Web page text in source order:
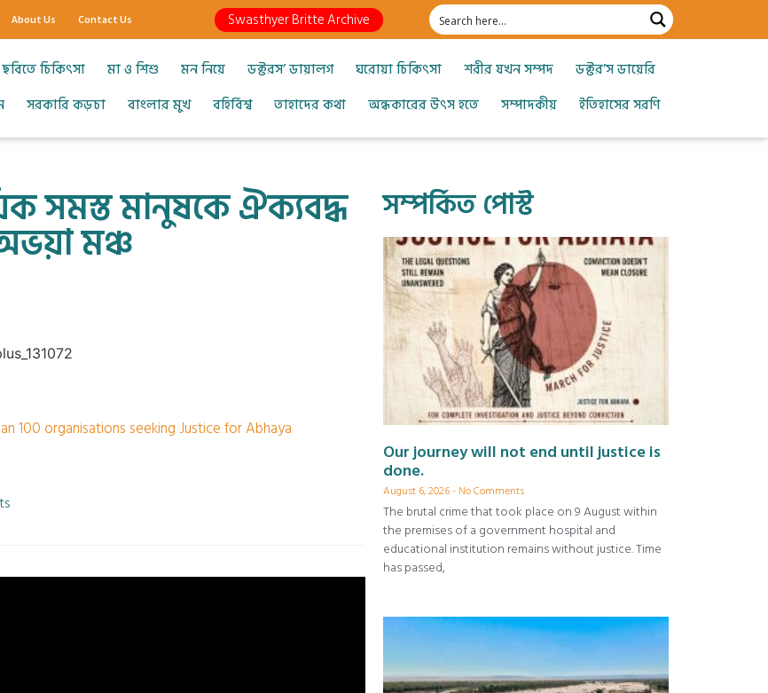
About Us Contact Us Swasthyer Britte Archive
ছবিতে চিকিৎসা মা ও শিশু মন নিয়ে ডক্টরস’ ডায়ালগ ঘরোয়া চিকিৎসা শরীর যখন সম্পদ
ডক্টর’স ডায়েরি
সরকারি কড়চা বাংলার মুখ বহির্বিশ্ব তাহাদের কথা অন্ধকারের উৎস হতে সম্পাদকীয় ইতিহাসের সরণি
সমস্ত মানুষকে ঐক্যবদ্ধ
মঞ্চ
100 organisations seeking Justice for Abhaya
সম্পর্কিত পোস্ট
Our journey will not end until justice is
done.
August 6, 2026 No Comments
The brutal crime that took place on 9 August within
the premises of a government hospital and
educational institution remains without justice. Time
has passed,